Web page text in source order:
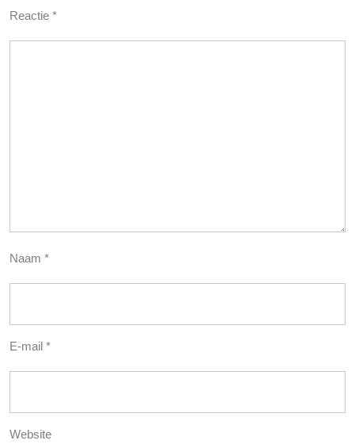
Reactie *
Naam *
E-mail *
Website